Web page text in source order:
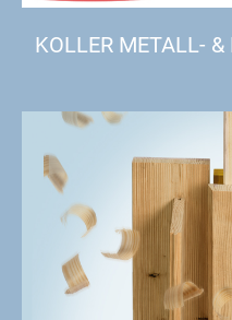
KOLLER METALL-